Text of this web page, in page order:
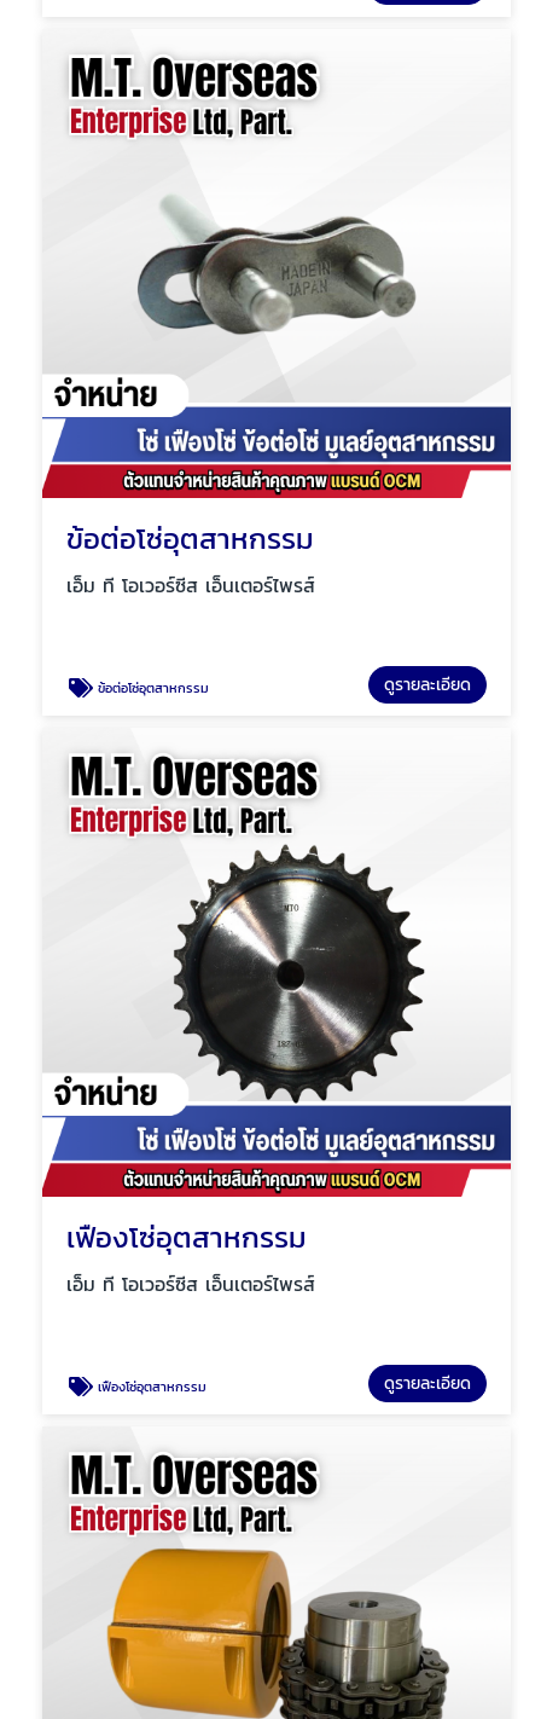
ข้อต่อโซ่อุตสาหกรรม
เอ็ม ที โอเวอร์ซีส เอ็นเตอร์ไพรส์
ข้อต่อโซ่อุตสาหกรรม ดูรายละเอียด
เฟืองโซ่อุตสาหกรรม
เอ็ม ที โอเวอร์ซีส เอ็นเตอร์ไพรส์
เฟืองโซ่อุตสาหกรรม ดูรายละเอียด